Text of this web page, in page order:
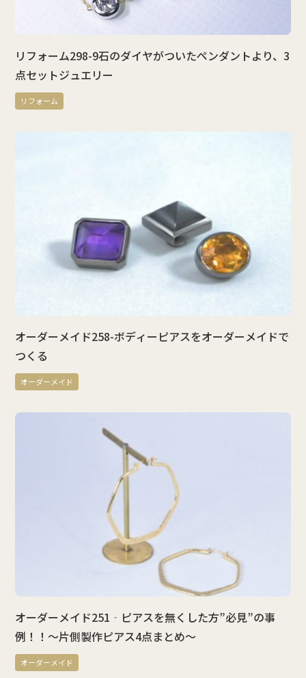
リフォーム298-9石のダイヤがついたペンダントより、3
点セットジュエリー
リフォーム
オーダーメイド258-ボディーピアスをオーダーメイドで
つくる
オーダーメイド
オーダーメイド251‐ピアスを無くした方”必見”の事
例！！～片側製作ピアス4点まとめ～
オーダーメイド